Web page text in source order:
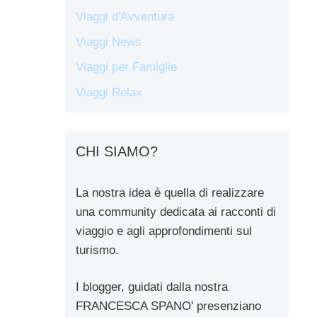
Viaggi d'Avventura
Viaggi News
Viaggi per Famiglie
Viaggi Relax
CHI SIAMO?
La nostra idea è quella di realizzare
una community dedicata ai racconti di
viaggio e agli approfondimenti sul
turismo.
I blogger, guidati dalla nostra
FRANCESCA SPANO' presenziano